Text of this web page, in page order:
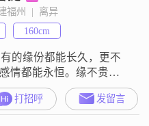
勤俭节约，也比较注重
得过日子要活在当下，
常看重包容理解，希望
的时候能互相体谅。对
福州  |  离异
160cm
的缘份都能长久，更不
情都能永恒。缘不贵
风雨同行；情不论久，重
营。人与人都渴望被认
通才能引起共鸣；心与
打招呼 发留言